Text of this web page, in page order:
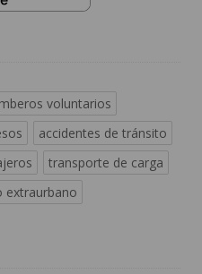
voluntarios
accidentes de tránsito
transporte de carga
extraurbano